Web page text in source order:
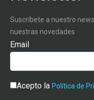
Suscríbete a nuestro
nuestras novedades
Email
Acepto la Política de